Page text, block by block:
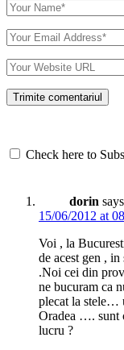
Check here to
dorin
15/06/2012 at
Voi , la
de acest gen ,
.Noi cei din
ne bucuram ca
plecat la stele…
Oradea …. sunt
lucru ?